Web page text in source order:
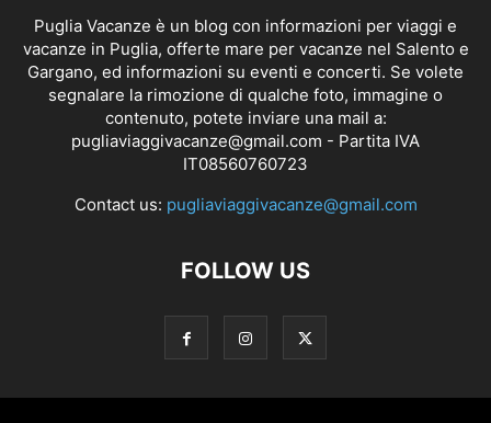
Puglia Vacanze è un blog con informazioni per viaggi e
vacanze in Puglia, offerte mare per vacanze nel Salento e
Gargano, ed informazioni su eventi e concerti. Se volete
segnalare la rimozione di qualche foto, immagine o
contenuto, potete inviare una mail a:
pugliaviaggivacanze@gmail.com - Partita IVA
IT08560760723
Contact us: pugliaviaggivacanze@gmail.com
FOLLOW US